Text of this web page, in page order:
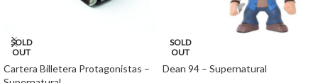
SOLD
OUT
Cartera Billetera Protagonistas –
SOLD
OUT
Dean 94 – Supernatural